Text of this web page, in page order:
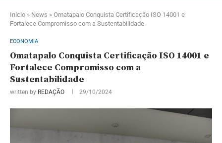
Início » News » Omatapalo Conquista Certificação ISO 14001 e
Fortalece Compromisso com a Sustentabilidade
ECONOMIA
Omatapalo Conquista Certificação ISO 14001 e
Fortalece Compromisso com a
Sustentabilidade
written by REDAÇÃO 29/10/2024